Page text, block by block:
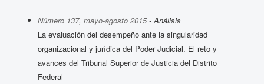
Número 137, mayo-agosto 2015- Análisis
La evaluación del desempeño ante la singularidad
organizacional y jurídica del Poder Judicial. El reto y
avances del Tribunal Superior de Justicia del Distrito
Federal